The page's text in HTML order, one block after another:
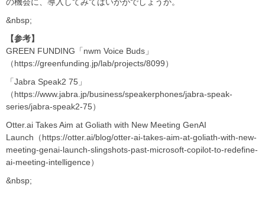
&nbsp;
【参考】
GREEN FUNDING「nwm Voice Buds」
（https://greenfunding.jp/lab/projects/8099）
「Jabra Speak2 75」
（https://www.jabra.jp/business/speakerphones/jabra-speak-
series/jabra-speak2-75）
Otter.ai Takes Aim at Goliath with New Meeting GenAI
Launch（https://otter.ai/blog/otter-ai-takes-aim-at-goliath-with-new-
meeting-genai-launch-slingshots-past-microsoft-copilot-to-redefine-
ai-meeting-intelligence）
&nbsp;